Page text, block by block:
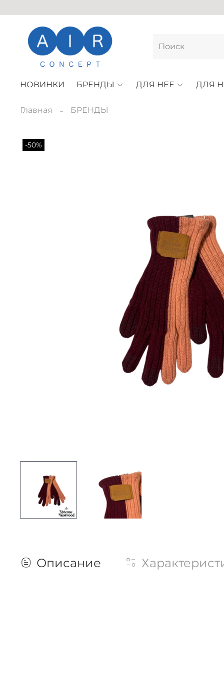
НОВИНКИ БРЕНДЫ ДЛЯ НЕЕ ДЛЯ
Главная БРЕНДЫ
-50%
Описание